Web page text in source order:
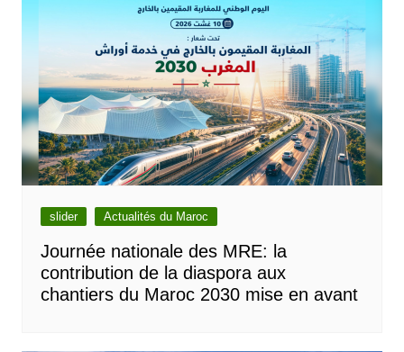
slider Actualités du Maroc
Journée nationale des MRE: la
contribution de la diaspora aux
chantiers du Maroc 2030 mise en avant